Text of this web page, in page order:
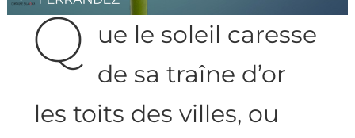
Q ue le soleil caresse
de sa traîne d’or
les toits des villes, ou